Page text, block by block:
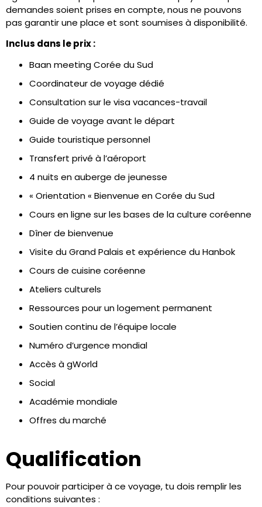
demandes soient prises en compte, nous ne pouvons
pas garantir une place et sont soumises à disponibilité.
Inclus dans le prix :
Baan meeting Corée du Sud
Coordinateur de voyage dédié
Consultation sur le visa vacances-travail
Guide de voyage avant le départ
Guide touristique personnel
Transfert privé à l’aéroport
4 nuits en auberge de jeunesse
« Orientation « Bienvenue en Corée du Sud
Cours en ligne sur les bases de la culture coréenne
Dîner de bienvenue
Visite du Grand Palais et expérience du Hanbok
Cours de cuisine coréenne
Ateliers culturels
Ressources pour un logement permanent
Soutien continu de l’équipe locale
Numéro d’urgence mondial
Accès à gWorld
Social
Académie mondiale
Offres du marché
Qualification
Pour pouvoir participer à ce voyage, tu dois remplir les
conditions suivantes :